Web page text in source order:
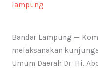
lampung
Bandar Lampung —
melaksanakan
Umum Daerah Dr. Hi.